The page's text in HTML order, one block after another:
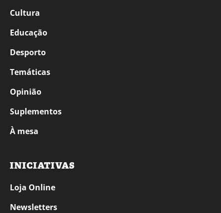
Cultura
Educação
Desporto
Temáticas
Opinião
Suplementos
À mesa
INICIATIVAS
Loja Online
Newsletters